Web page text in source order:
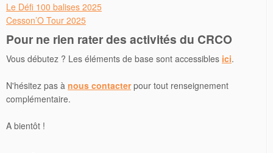
Le Défi 100 balises 2025
Cesson’O Tour 2025
Pour ne rien rater des activités du CRCO
Vous débutez ? Les éléments de base sont accessibles ici.
N'hésitez pas à nous contacterpour tout renseignement
complémentaire.
A bientôt !